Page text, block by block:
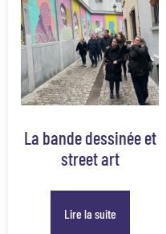
La bande dessinée et
street art
Lire la suite